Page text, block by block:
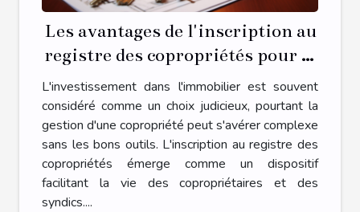
Les avantages de l'inscription au
registre des copropriétés pour la
gestion de votre propriété
L'investissement dans l'immobilier est souvent
considéré comme un choix judicieux, pourtant la
gestion d'une copropriété peut s'avérer complexe
sans les bons outils. L'inscription au registre des
copropriétés émerge comme un dispositif
facilitant la vie des copropriétaires et des
syndics....